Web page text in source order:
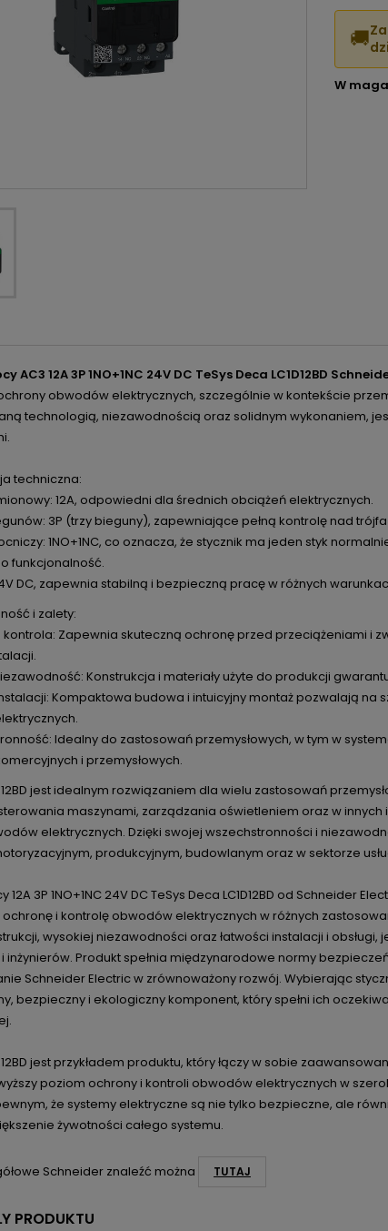
🚚
W
AC3 12A 3P 1NO+1NC 24V DC TeSys Deca LC1D12BD
obwodów elektrycznych, szczególnie w kontekście
technologią, niezawodnością oraz solidnym wykonaniem,
techniczna:
12A, odpowiedni dla średnich obciążeń elektrycznych.
3P (trzy bieguny), zapewniające pełną kontrolę nad
1NO+1NC, co oznacza, że stycznik ma jeden styk
funkcjonalność.
DC, zapewnia stabilną i bezpieczną pracę w różnych
i zalety:
Zapewnia skuteczną ochronę przed przeciążeniami i
Konstrukcja i materiały użyte do produkcji
Kompaktowa budowa i intuicyjny montaż pozwalają
Idealny do zastosowań przemysłowych, w tym w
i przemysłowych.
jest idealnym rozwiązaniem dla wielu zastosowań
maszynami, zarządzania oświetleniem oraz w
elektrycznych. Dzięki swojej wszechstronności i
produkcyjnym, budowlanym oraz w sektorze
12A 3P 1NO+1NC 24V DC TeSys Deca LC1D12BD od Schneider
i kontrolę obwodów elektrycznych w różnych
wysokiej niezawodności oraz łatwości instalacji i
inżynierów. Produkt spełnia międzynarodowe normy
Schneider Electric w zrównoważony rozwój. Wybierając
bezpieczny i ekologiczny komponent, który spełni ich
jest przykładem produktu, który łączy w sobie
poziom ochrony i kontroli obwodów elektrycznych w
że systemy elektryczne są nie tylko bezpieczne, ale
żywotności całego systemu.
Schneider znaleźć można TUTAJ
PRODUKTU